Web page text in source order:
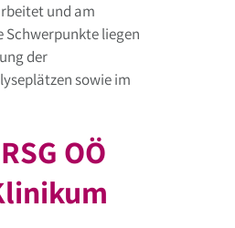
und am
Schwerpunkte liegen
der
sowie im
OÖ